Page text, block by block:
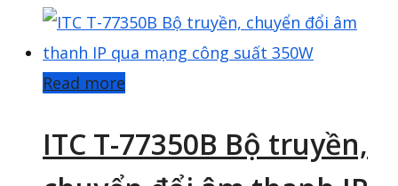
Read more
ITC T-77350B Bộ truyền,